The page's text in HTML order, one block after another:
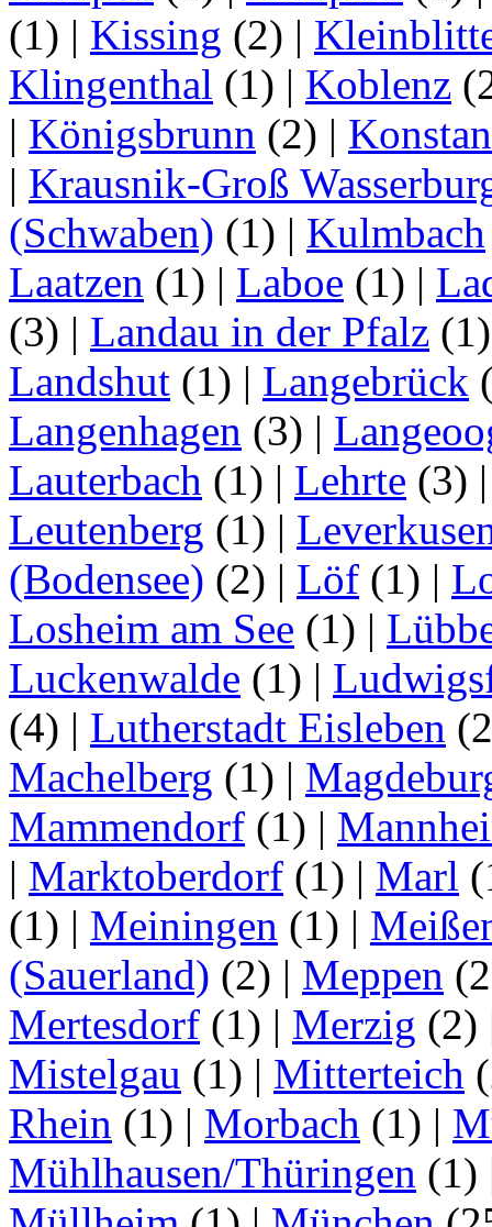
(1) | Kissing (2) |
Klingenthal (1) | Koblenz
| Königsbrunn (2) |
| Krausnik-Groß
(Schwaben) (1) | Kulmbach
Laatzen (1) | Laboe (1) |
(3) | Landau in der Pfalz
Landshut (1) | Langebrück
Langenhagen (3) |
Lauterbach (1) | Lehrte (3)
Leutenberg (1) |
(Bodensee) (2) | Löf (1) |
Losheim am See (1) |
Luckenwalde (1) |
(4) | Lutherstadt Eisleben
Machelberg (1) |
Mammendorf (1) |
| Marktoberdorf (1) | Marl
(1) | Meiningen (1) |
(Sauerland) (2) | Meppen
Mertesdorf (1) | Merzig (2)
Mistelgau (1) | Mitterteich
Rhein (1) | Morbach (1) |
Mühlhausen/Thüringen (1)